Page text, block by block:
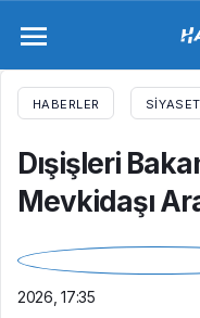
HABERLER SIYASET
Dışişleri
Mevkidaşı
2026, 17:35
Dışişleri Bakanı
Mevkidaşı Arakçi